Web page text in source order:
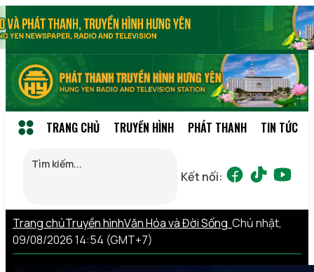
TRANG CHỦ TRUYỀN HÌNH PHÁT THANH TIN TỨC
Kết nối:
Trang chủTruyền hìnhVăn Hóa và Đời Sống Chủ nhật,
09/08/2026 14:54 (GMT+7)